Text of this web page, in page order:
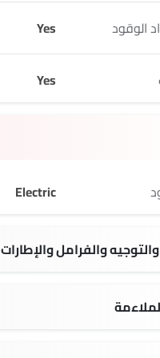
الوقود Yes
Yes
Electric
والفرامل والإطارات